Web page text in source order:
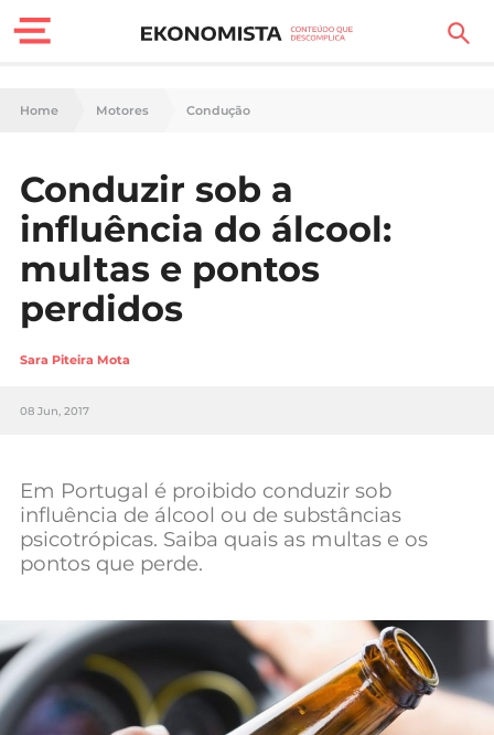
Finanças Pessoais
Carreira
Casa
Lifestyle
Sociedade
Tecnologia
Negócios
Mundial 2026
Home Motores Condução
Conduzir sob a
influência do álcool:
multas e pontos
perdidos
Sara Piteira Mota
08 Jun, 2017
Em Portugal é proibido conduzir sob
influência de álcool ou de substâncias
psicotrópicas. Saiba quais as multas e os
pontos que perde.